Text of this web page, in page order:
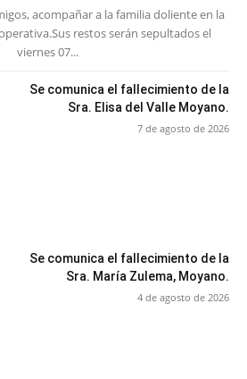
acompañar a la familia doliente en la
restos serán sepultados el
viernes 07...
Se comunica el fallecimiento de la
Sra. Elisa del Valle Moyano.
7 de agosto de 2026
Se comunica el fallecimiento de la
Sra. María Zulema, Moyano.
4 de agosto de 2026